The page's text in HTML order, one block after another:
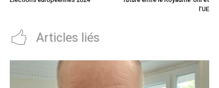
l’UE
Articles liés